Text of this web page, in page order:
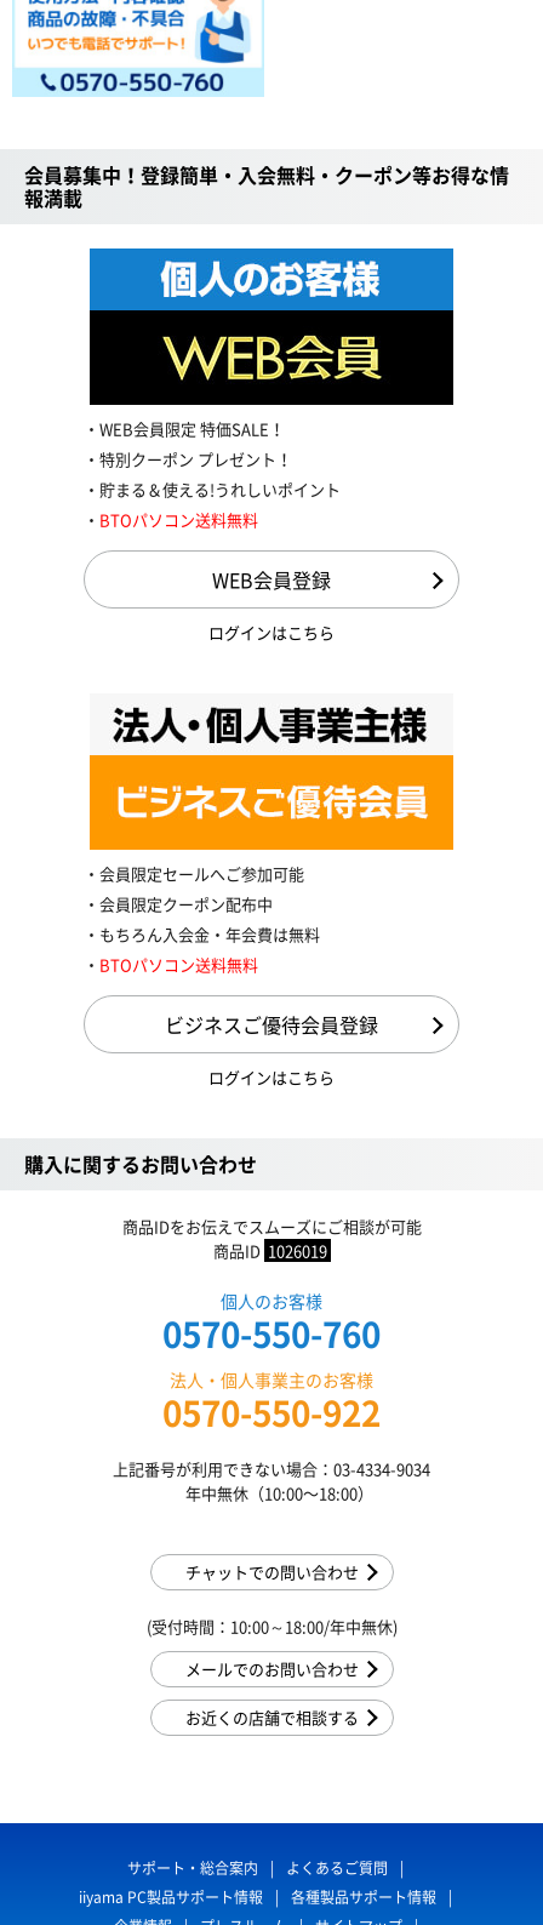
会員募集中！登録簡単・入会無料・クーポン等お得な情
報満載
WEB会員限定 特価SALE！
特別クーポン プレゼント！
貯まる＆使える!うれしいポイント
BTOパソコン送料無料
WEB会員登録
ログインはこちら
会員限定セールへご参加可能
会員限定クーポン配布中
もちろん入会金・年会費は無料
BTOパソコン送料無料
ビジネスご優待会員登録
ログインはこちら
購入に関するお問い合わせ
商品IDをお伝えでスムーズにご相談が可能
商品ID 1026019
個人のお客様
0570-550-760
法人・個人事業主のお客様
0570-550-922
上記番号が利用できない場合：03-4334-9034
年中無休（10:00〜18:00）
チャットでの問い合わせ
(受付時間：10:00～18:00/年中無休)
メールでのお問い合わせ
お近くの店舗で相談する
サポート・総合案内
よくあるご質問
iiyama PC製品サポート情報
各種製品サポート情報